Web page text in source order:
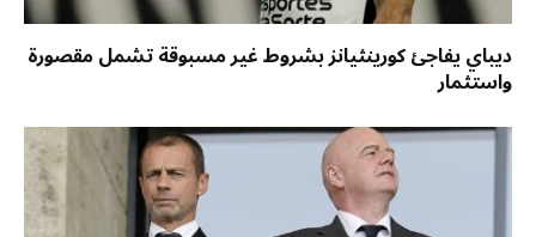
ديباي يفاجئ كورينثيانز بشروط غير مسبوقة تشمل مقصورة
واستثمار